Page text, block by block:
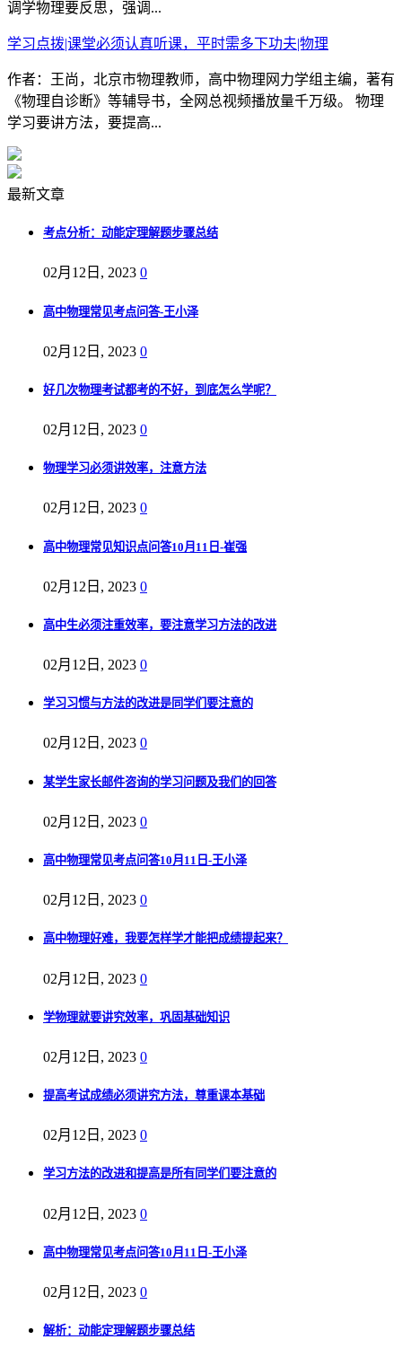
调学物理要反思，强调...
学习点拨|课堂必须认真听课，平时需多下功夫|物理
作者：王尚，北京市物理教师，高中物理网力学组主编，著有
《物理自诊断》等辅导书，全网总视频播放量千万级。 物理
学习要讲方法，要提高...
最新文章
考点分析：动能定理解题步骤总结
02月12日, 2023 0
高中物理常见考点问答-王小泽
02月12日, 2023 0
好几次物理考试都考的不好，到底怎么学呢？
02月12日, 2023 0
物理学习必须讲效率，注意方法
02月12日, 2023 0
高中物理常见知识点问答10月11日-崔强
02月12日, 2023 0
高中生必须注重效率，要注意学习方法的改进
02月12日, 2023 0
学习习惯与方法的改进是同学们要注意的
02月12日, 2023 0
某学生家长邮件咨询的学习问题及我们的回答
02月12日, 2023 0
高中物理常见考点问答10月11日-王小泽
02月12日, 2023 0
高中物理好难，我要怎样学才能把成绩提起来？
02月12日, 2023 0
学物理就要讲究效率，巩固基础知识
02月12日, 2023 0
提高考试成绩必须讲究方法，尊重课本基础
02月12日, 2023 0
学习方法的改进和提高是所有同学们要注意的
02月12日, 2023 0
高中物理常见考点问答10月11日-王小泽
02月12日, 2023 0
解析：动能定理解题步骤总结